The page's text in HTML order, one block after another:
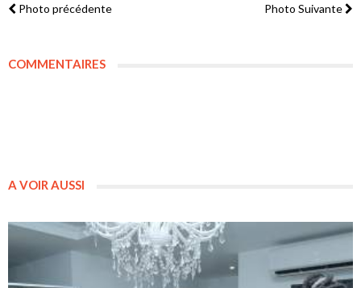
Photo précédente Photo Suivante
COMMENTAIRES
A VOIR AUSSI